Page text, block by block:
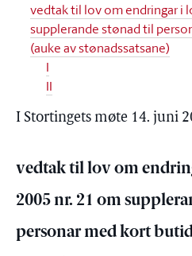
vedtak til lov om endringar i
supplerande stønad til
(auke av stønadssatsane)
I
II
I Stortingets møte 14. juni
vedtak til lov om
2005 nr. 21 om
personar med kort